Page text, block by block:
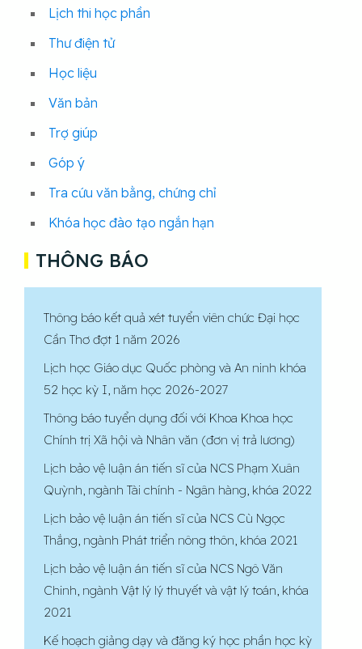
Lịch thi học phần
Thư điện tử
Học liệu
Văn bản
Trợ giúp
Góp ý
Tra cứu văn bằng, chứng chỉ
Khóa học đào tạo ngắn hạn
THÔNG BÁO
Thông báo kết quả xét tuyển viên chức Đại học
Cần Thơ đợt 1 năm 2026
Lịch học Giáo dục Quốc phòng và An ninh khóa
52 học kỳ I, năm học 2026-2027
Thông báo tuyển dụng đối với Khoa Khoa học
Chính trị Xã hội và Nhân văn (đơn vị trả lương)
Lịch bảo vệ luận án tiến sĩ của NCS Phạm Xuân
Quỳnh, ngành Tài chính - Ngân hàng, khóa 2022
Lịch bảo vệ luận án tiến sĩ của NCS Cù Ngọc
Thắng, ngành Phát triển nông thôn, khóa 2021
Lịch bảo vệ luận án tiến sĩ của NCS Ngô Văn
Chinh, ngành Vật lý lý thuyết và vật lý toán, khóa
2021
Kế hoạch giảng dạy và đăng ký học phần học kỳ